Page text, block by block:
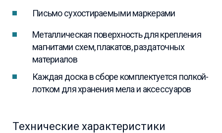
Письмо сухостираемыми маркерами
Металлическая поверхность для крепления
магнитами схем, плакатов, раздаточных
материалов
Каждая доска в сборе комплектуется полкой-
лотком для хранения мела и аксессуаров
Технические характеристики